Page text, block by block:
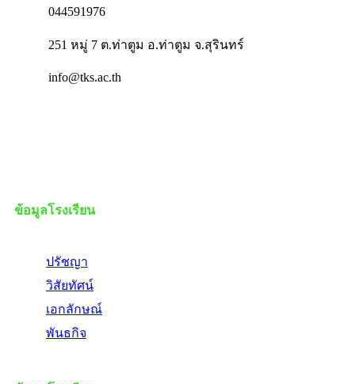
044591976
251 หมู่ 7 ต.ท่าตูม อ.ท่าตูม จ.สุรินทร์
info@tks.ac.th
ข้อมูลโรงเรียน
ปรัชญา
วิสัยทัศน์
เอกลักษณ์
พันธกิจ